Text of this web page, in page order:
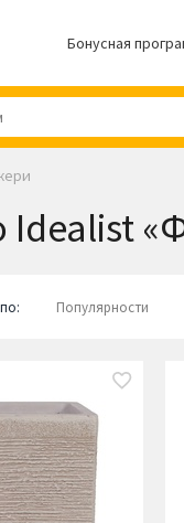
Бонусная
Популярности